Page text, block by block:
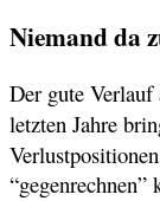
Niemand da
Der gute
letzten Jahre
“gegenrechnen”